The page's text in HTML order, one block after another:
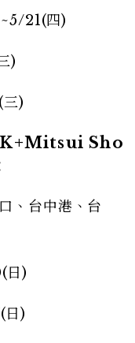
21(四)
)
)
Sho
台中港、台
日)
)